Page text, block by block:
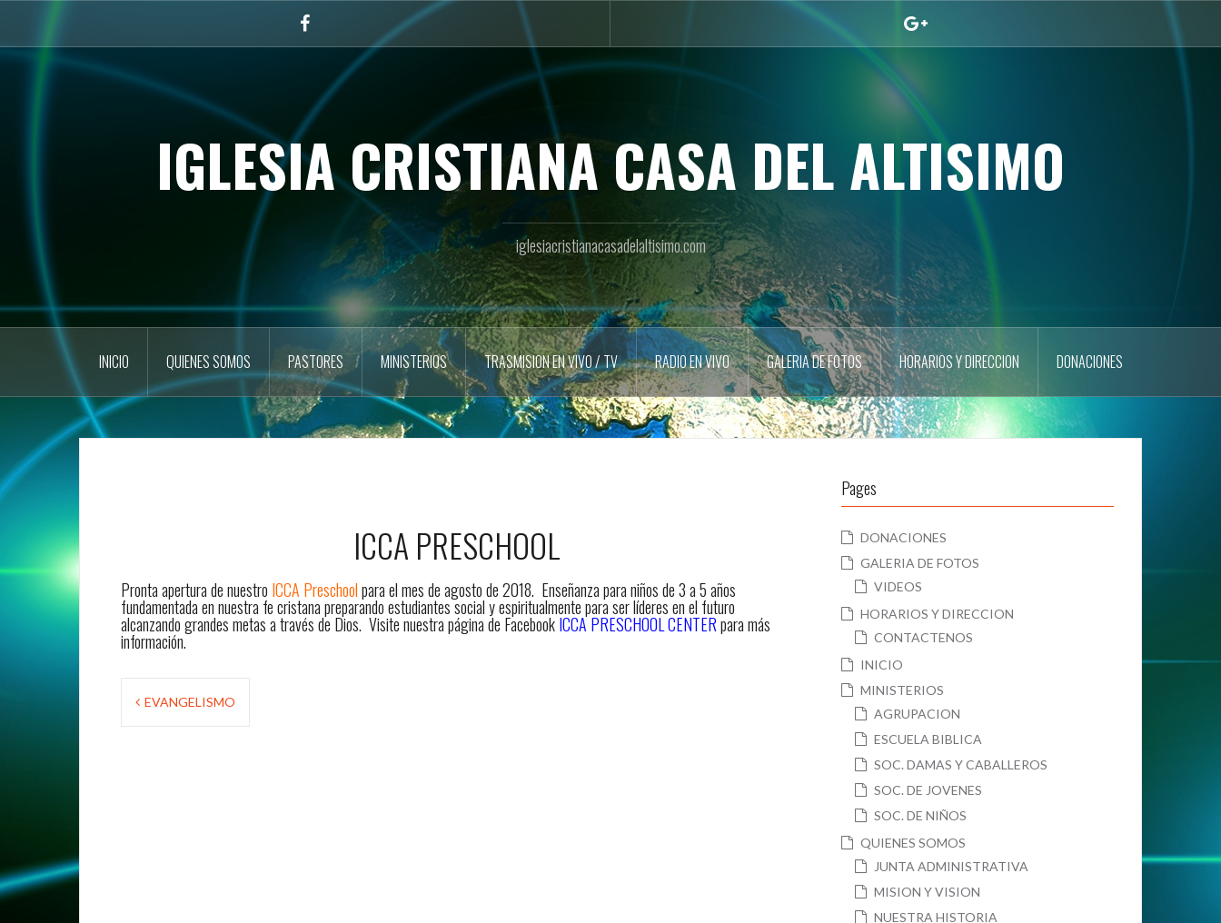
content
IGLESIA CRISTIANA CASA DEL ALTISIMO
iglesiacristianacasadelaltisimo.com
INICIO QUIENES SOMOS PASTORES MINISTERIOS TRASMISION EN VIVO / TV RADIO EN VIVO GALERIA DE FOTOS HORARIOS Y DIRECCION DONACIONES
ICCA PRESCHOOL
Pronta apertura de nuestro ICCA Preschoolpara el mes de agosto de 2018. Enseñanza para niños de 3 a 5 años
fundamentada en nuestra fe cristana preparando estudiantes social y espiritualmente para ser líderes en el futuro
alcanzando grandes metas a través de Dios. Visite nuestra página de FacebookICCA PRESCHOOL CENTERpara más
información.
Post
EVANGELISMO
Pages
DONACIONES
GALERIA DE FOTOS
VIDEOS
HORARIOS Y DIRECCION
CONTACTENOS
INICIO
MINISTERIOS
AGRUPACION
ESCUELA BIBLICA
SOC. DAMAS Y CABALLEROS
SOC. DE JOVENES
SOC. DE NIÑOS
QUIENES SOMOS
JUNTA ADMINISTRATIVA
MISION Y VISION
NUESTRA HISTORIA